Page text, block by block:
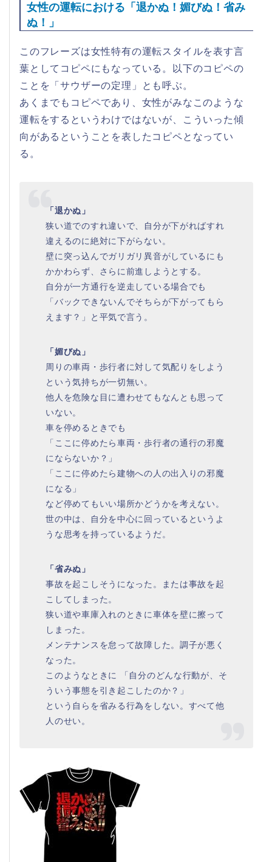
女性の運転における「退かぬ！媚びぬ！省み
ぬ！」
このフレーズは女性特有の運転スタイルを表す言
葉としてコピペにもなっている。以下のコピペの
ことを「サウザーの定理」とも呼ぶ。
あくまでもコピペであり、女性がみなこのような
運転をするというわけではないが、こういった傾
向があるということを表したコピペとなってい
る。
「退かぬ」
狭い道でのすれ違いで、自分が下がればすれ
違えるのに絶対に下がらない。
壁に突っ込んでガリガリ異音がしているにも
かかわらず、さらに前進しようとする。
自分が一方通行を逆走している場合でも
「バックできないんでそちらが下がってもら
えます？」と平気で言う。
「媚びぬ」
周りの車両・歩行者に対して気配りをしよう
という気持ちが一切無い。
他人を危険な目に遭わせてもなんとも思って
いない。
車を停めるときでも
「ここに停めたら車両・歩行者の通行の邪魔
にならないか？」
「ここに停めたら建物への人の出入りの邪魔
になる」
など停めてもいい場所かどうかを考えない。
世の中は、自分を中心に回っているというよ
うな思考を持っているようだ。
「省みぬ」
事故を起こしそうになった。または事故を起
こしてしまった。
狭い道や車庫入れのときに車体を壁に擦って
しまった。
メンテナンスを怠って故障した。調子が悪く
なった。
このようなときに 「自分のどんな行動が、そ
ういう事態を引き起こしたのか？」
という自らを省みる行為をしない。すべて他
人のせい。